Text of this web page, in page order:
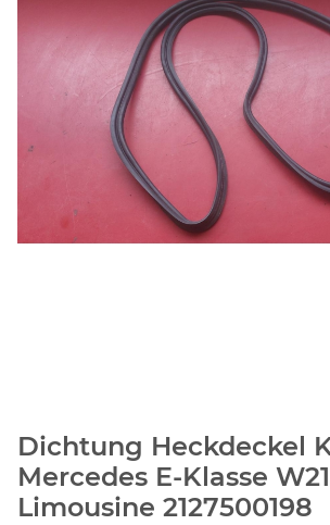
Dichtung Heckdeckel
Mercedes E-Klasse
Limousine 2127500198